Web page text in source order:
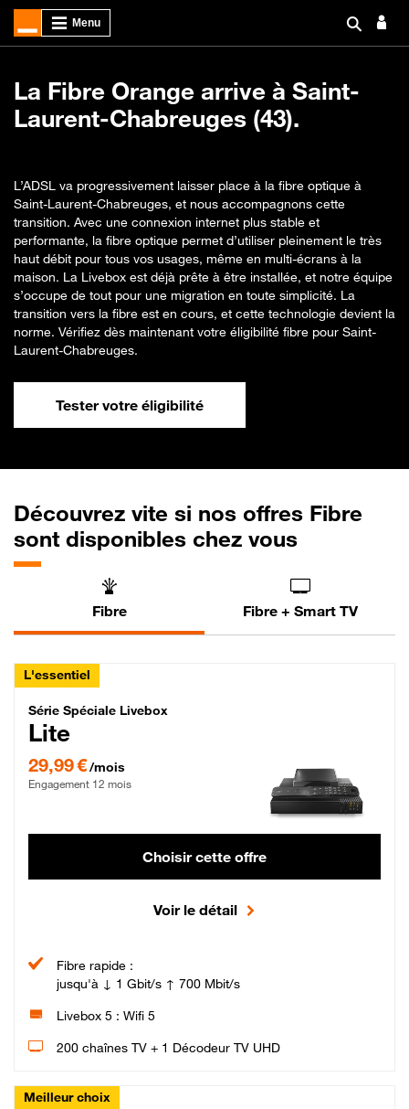
La Fibre Orange arrive à Saint-
Laurent-Chabreuges (43).
L’ADSL va progressivement laisser place à la fibre optique à
Saint-Laurent-Chabreuges, et nous accompagnons cette
transition. Avec une connexion internet plus stable et
performante, la fibre optique permet d’utiliser pleinement le très
haut débit pour tous vos usages, même en multi-écrans à la
maison. La Livebox est déjà prête à être installée, et notre équipe
s’occupe de tout pour une migration en toute simplicité. La
transition vers la fibre est en cours, et cette technologie devient la
norme. Vérifiez dès maintenant votre éligibilité fibre pour Saint-
Laurent-Chabreuges.
Tester votre éligibilité
Découvrez vite si nos offres Fibre
sont disponibles chez vous
Fibre Fibre + Smart TV
L'essentiel
Série Spéciale Livebox Lite Fibre
Série Spéciale Livebox
Lite
29,99 €/mois
Engagement 12 mois
Choisir cette offre
Voir le détail
Fibre rapide :
jusqu'à ↓ 1 Gbit/s ↑ 700 Mbit/s
Livebox 5 : Wifi 5
200 chaînes TV + 1 Décodeur TV UHD
Meilleur choix